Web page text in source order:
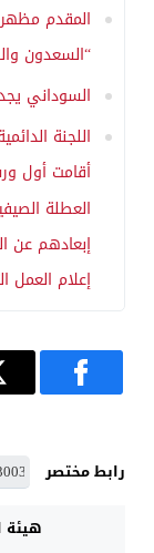
المقدم
“السعدون
السوداني
اللجنة
أقامت أول
العطلة
إبعادهم
إعلام
رابط مختصر
هيئة